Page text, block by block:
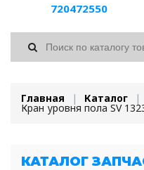
720472550
Главная Каталог
Кран уровня пола SV
КАТАЛОГ